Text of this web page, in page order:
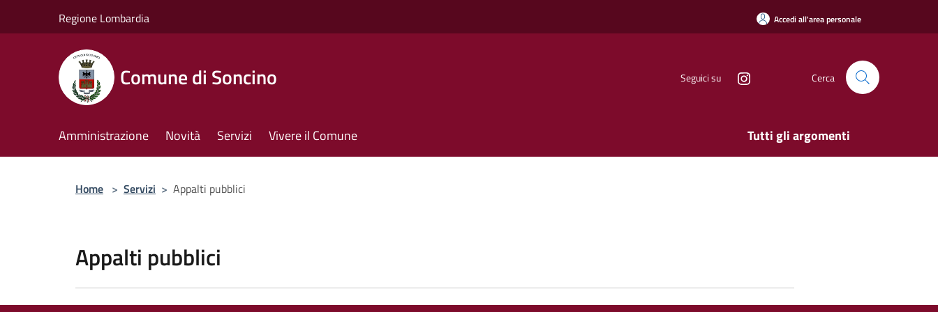
Regione Lombardia Accedi all'area personale
Comune di Soncino Seguici su Cerca
Amministrazione Novità Servizi Vivere il Comune Tutti gli argomenti
Home > Servizi > Appalti pubblici
Appalti pubblici